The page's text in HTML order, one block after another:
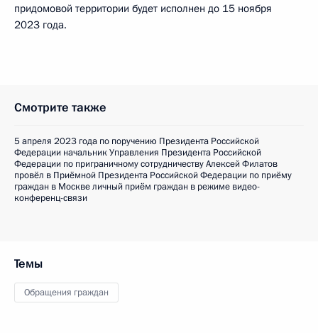
придомовой территории будет исполнен до 15 ноября
2023 года.
Смотрите также
5 апреля 2023 года по поручению Президента Российской
Федерации начальник Управления Президента Российской
Федерации по приграничному сотрудничеству Алексей Филатов
провёл в Приёмной Президента Российской Федерации по приёму
граждан в Москве личный приём граждан в режиме видео-
конференц-связи
Темы
Обращения граждан